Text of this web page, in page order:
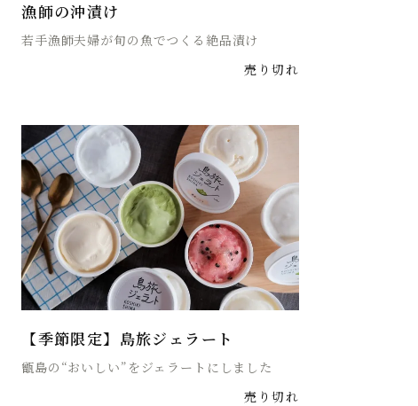
漁師の沖漬け
若手漁師夫婦が旬の魚でつくる絶品漬け
売り切れ
【季節限定】島旅ジェラート
甑島の“おいしい”をジェラートにしました
売り切れ